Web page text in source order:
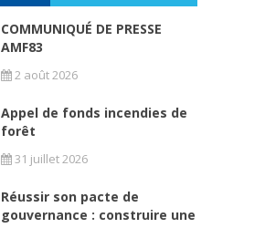
COMMUNIQUÉ DE PRESSE
AMF83
2 août 2026
Appel de fonds incendies de
forêt
31 juillet 2026
Réussir son pacte de
gouvernance : construire une